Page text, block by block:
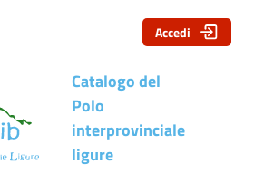
Catalogo del
Polo
interprovinciale
ligure
Accedi